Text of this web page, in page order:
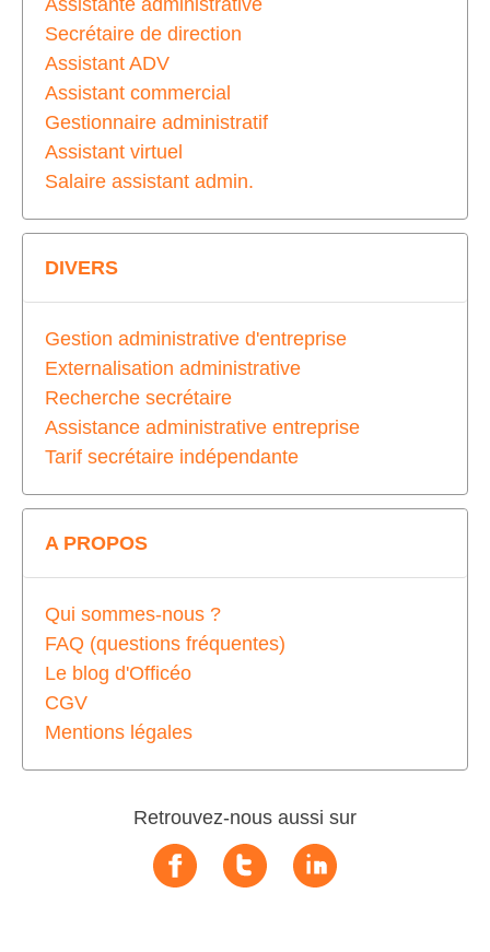
Assistante administrative
Secrétaire de direction
Assistant ADV
Assistant commercial
Gestionnaire administratif
Assistant virtuel
Salaire assistant admin.
DIVERS
Gestion administrative d'entreprise
Externalisation administrative
Recherche secrétaire
Assistance administrative entreprise
Tarif secrétaire indépendante
A PROPOS
Qui sommes-nous ?
FAQ (questions fréquentes)
Le blog d'Officéo
CGV
Mentions légales
Retrouvez-nous aussi sur